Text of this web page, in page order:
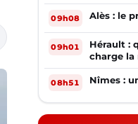
09h08 Alès : le
09h01
Hérault :
charge la
08h51 Nîmes :